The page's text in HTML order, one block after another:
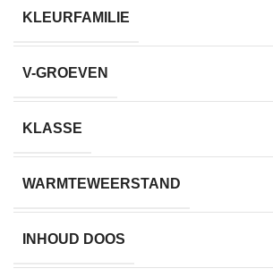
KLEURFAMILIE
V-GROEVEN
KLASSE
WARMTEWEERSTAND
INHOUD DOOS